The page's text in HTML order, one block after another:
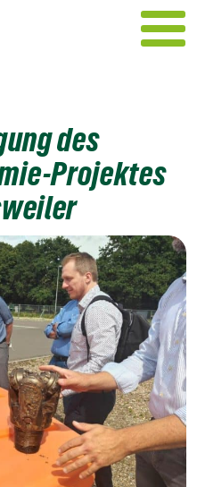
des
Projektes